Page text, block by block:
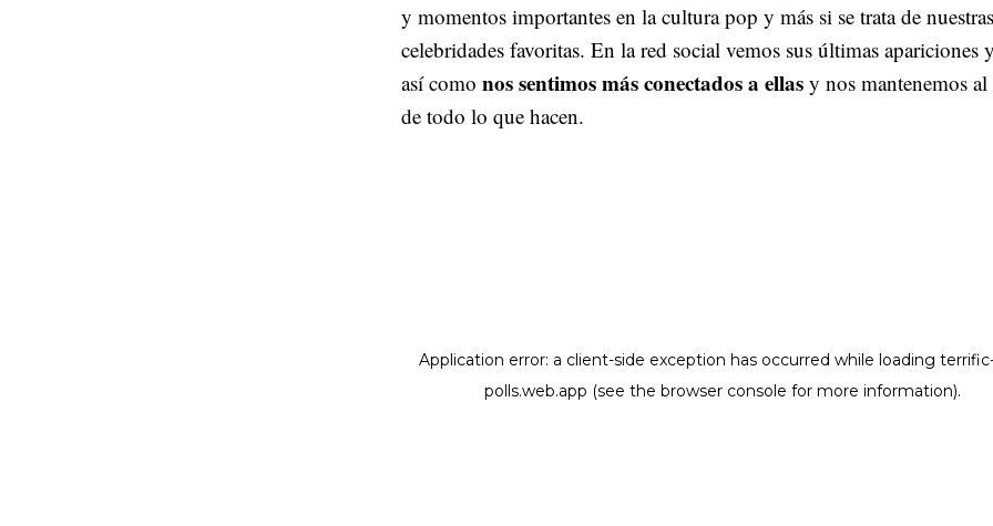
y momentos importantes en la cultura pop y más si se trata de nuestras
celebridades favoritas. En la red social vemos sus últimas apariciones
así como nos sentimos más conectados a ellas y nos mantenemos al
de todo lo que hacen.